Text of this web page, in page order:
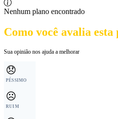
Nenhum plano encontrado
Como você avalia esta
Sua opinião nos ajuda a melhorar
😞
PÉSSIMO
☹️
RUIM